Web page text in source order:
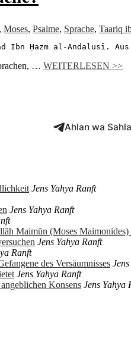
, Moses, Psalme, Sprache, Taariq
Ibn Ḥazm al-
… WEITERLESEN >>
Ahlan wa
Jens Yahya Ranft
Jens Yahya Ranft
Maimūn (Moses Maimonides)
Jens Yahya Ranft
Ranft
des Versäumnisses
Jens Yahya Ranft
Konsens Jens Yahya